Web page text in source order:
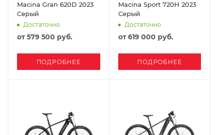
Macina Gran 620D 2023
Серый
Достаточно
от579 500 руб.
ПОДРОБНЕЕ
Macina Sport 720H 2023
Серый
Достаточно
от619 000 руб.
ПОДРОБНЕЕ